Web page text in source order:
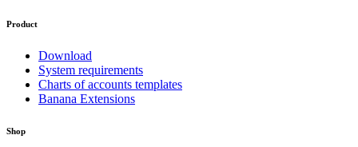
Product
Download
System requirements
Charts of accounts templates
Banana Extensions
Shop